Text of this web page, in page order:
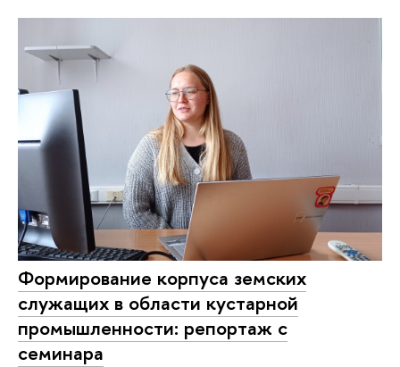
Формирование корпуса земских
служащих в области кустарной
промышленности: репортаж с
семинара